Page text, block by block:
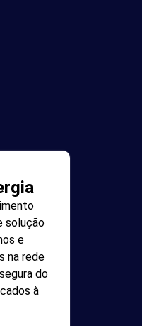
solução
e
na rede
do
à